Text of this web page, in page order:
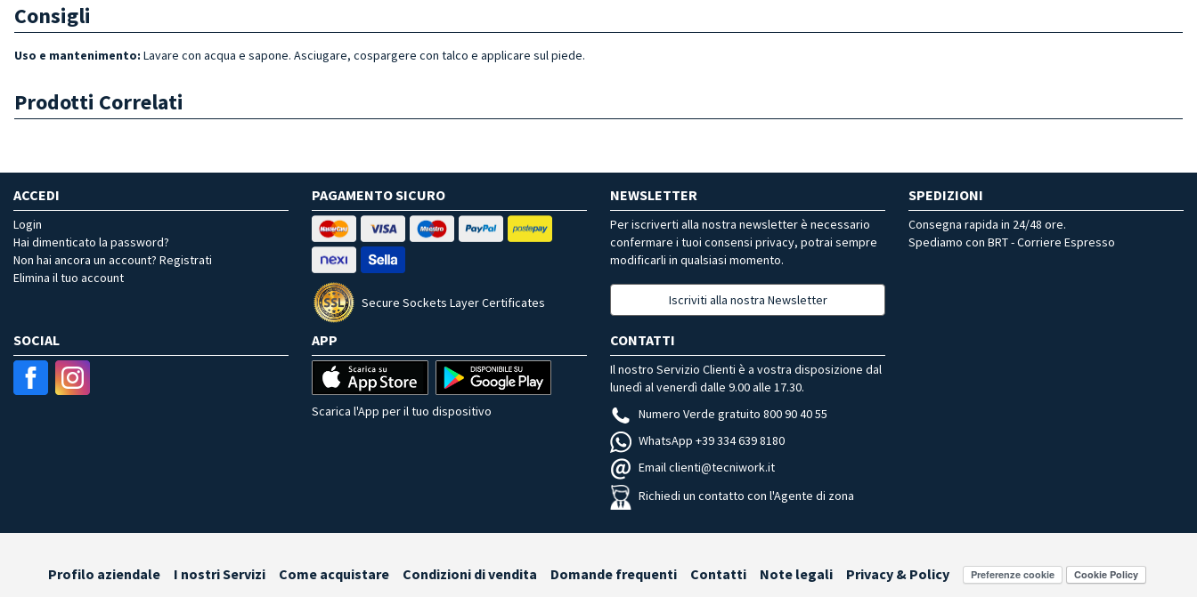
Consigli
Uso e mantenimento: Lavare con acqua e sapone. Asciugare, cospargere con talco e applicare sul piede.
Prodotti Correlati
ACCEDI
Login
Hai dimenticato la password?
Non hai ancora un account? Registrati
Elimina il tuo account
PAGAMENTO SICURO
Secure Sockets Layer Certificates
NEWSLETTER
Per iscriverti alla nostra newsletter è necessario
confermare i tuoi consensi privacy, potrai sempre
modificarli in qualsiasi momento.
Iscriviti alla nostra Newsletter
SPEDIZIONI
Consegna rapida in 24/48 ore.
Spediamo con BRT - Corriere Espresso
SOCIAL APP
Scarica l'App per il tuo dispositivo
CONTATTI
Il nostro Servizio Clienti è a vostra disposizione dal
lunedì al venerdì dalle 9.00 alle 17.30.
Numero Verde gratuito 800 90 40 55
WhatsApp +39 334 639 8180
Email clienti@tecniwork.it
Richiedi un contatto con l'Agente di zona
Profilo aziendale I nostri Servizi Come acquistare Condizioni di vendita Domande frequenti Contatti Note legali Privacy & Policy Preferenze cookie